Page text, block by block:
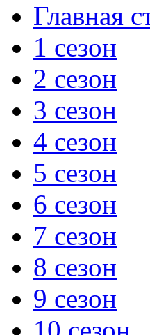
Главная
1 сезон
2 сезон
3 сезон
4 сезон
5 сезон
6 сезон
7 сезон
8 сезон
9 сезон